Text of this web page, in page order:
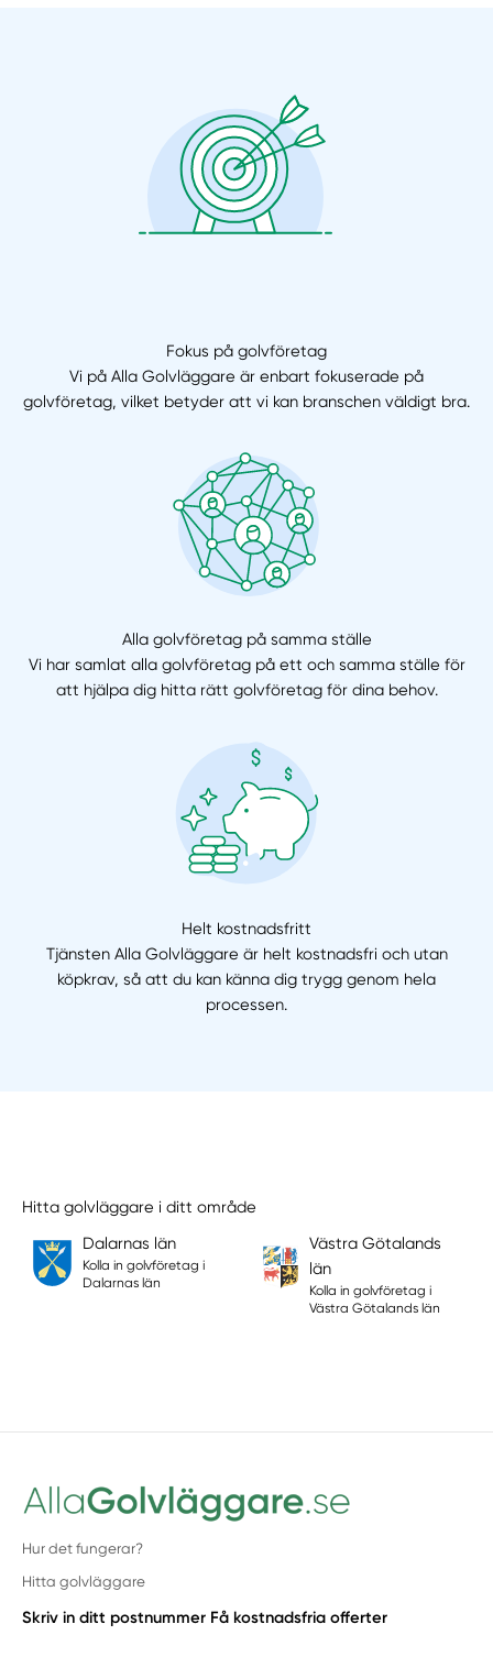
Välj tillvägagångssätt
Fokus på golvföretag
Vi på Alla Golvläggare är enbart fokuserade på
golvföretag, vilket betyder att vi kan branschen väldigt bra.
Alla golvföretag på samma ställe
Vi har samlat alla golvföretag på ett och samma ställe för
att hjälpa dig hitta rätt golvföretag för dina behov.
Helt kostnadsfritt
Tjänsten Alla Golvläggare är helt kostnadsfri och utan
köpkrav, så att du kan känna dig trygg genom hela
processen.
Hitta golvläggare i ditt område
Dalarnas län
Kolla in golvföretag i
Dalarnas län
Västra Götalands
län
Kolla in golvföretag i
Västra Götalands län
Hur det fungerar?
Hitta golvläggare
Skriv in ditt postnummer Få kostnadsfria offerter